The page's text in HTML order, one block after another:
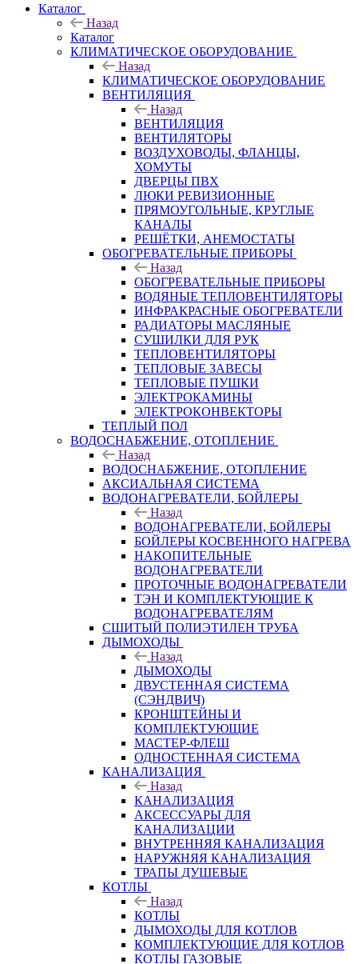
Каталог
Назад
Каталог
КЛИМАТИЧЕСКОЕ ОБОРУДОВАНИЕ
Назад
КЛИМАТИЧЕСКОЕ ОБОРУДОВАНИЕ
ВЕНТИЛЯЦИЯ
Назад
ВЕНТИЛЯЦИЯ
ВЕНТИЛЯТОРЫ
ВОЗДУХОВОДЫ, ФЛАНЦЫ,
ХОМУТЫ
ДВЕРЦЫ ПВХ
ЛЮКИ РЕВИЗИОННЫЕ
ПРЯМОУГОЛЬНЫЕ, КРУГЛЫЕ
КАНАЛЫ
РЕШЁТКИ, АНЕМОСТАТЫ
ОБОГРЕВАТЕЛЬНЫЕ ПРИБОРЫ
Назад
ОБОГРЕВАТЕЛЬНЫЕ ПРИБОРЫ
ВОДЯНЫЕ ТЕПЛОВЕНТИЛЯТОРЫ
ИНФРАКРАСНЫЕ ОБОГРЕВАТЕЛИ
РАДИАТОРЫ МАСЛЯНЫЕ
СУШИЛКИ ДЛЯ РУК
ТЕПЛОВЕНТИЛЯТОРЫ
ТЕПЛОВЫЕ ЗАВЕСЫ
ТЕПЛОВЫЕ ПУШКИ
ЭЛЕКТРОКАМИНЫ
ЭЛЕКТРОКОНВЕКТОРЫ
ТЕПЛЫЙ ПОЛ
ВОДОСНАБЖЕНИЕ, ОТОПЛЕНИЕ
Назад
ВОДОСНАБЖЕНИЕ, ОТОПЛЕНИЕ
АКСИАЛЬНАЯ СИСТЕМА
ВОДОНАГРЕВАТЕЛИ, БОЙЛЕРЫ
Назад
ВОДОНАГРЕВАТЕЛИ, БОЙЛЕРЫ
БОЙЛЕРЫ КОСВЕННОГО НАГРЕВА
НАКОПИТЕЛЬНЫЕ
ВОДОНАГРЕВАТЕЛИ
ПРОТОЧНЫЕ ВОДОНАГРЕВАТЕЛИ
ТЭН И КОМПЛЕКТУЮЩИЕ К
ВОДОНАГРЕВАТЕЛЯМ
СШИТЫЙ ПОЛИЭТИЛЕН ТРУБА
ДЫМОХОДЫ
Назад
ДЫМОХОДЫ
ДВУСТЕННАЯ СИСТЕМА
(СЭНДВИЧ)
КРОНШТЕЙНЫ И
КОМПЛЕКТУЮЩИЕ
МАСТЕР-ФЛЕШ
ОДНОСТЕННАЯ СИСТЕМА
КАНАЛИЗАЦИЯ
Назад
КАНАЛИЗАЦИЯ
АКСЕССУАРЫ ДЛЯ
КАНАЛИЗАЦИИ
ВНУТРЕННЯЯ КАНАЛИЗАЦИЯ
НАРУЖНЯЯ КАНАЛИЗАЦИЯ
ТРАПЫ ДУШЕВЫЕ
КОТЛЫ
Назад
КОТЛЫ
ДЫМОХОДЫ ДЛЯ КОТЛОВ
КОМПЛЕКТУЮЩИЕ ДЛЯ КОТЛОВ
КОТЛЫ ГАЗОВЫЕ